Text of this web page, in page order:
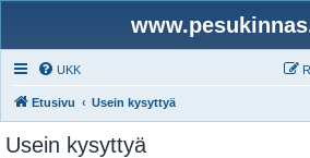
UKK
Etusivu Usein kysyttyä
Usein kysyttyä